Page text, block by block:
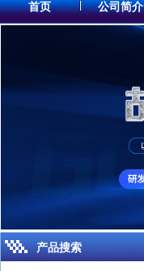
首页 公司简介
产品搜索